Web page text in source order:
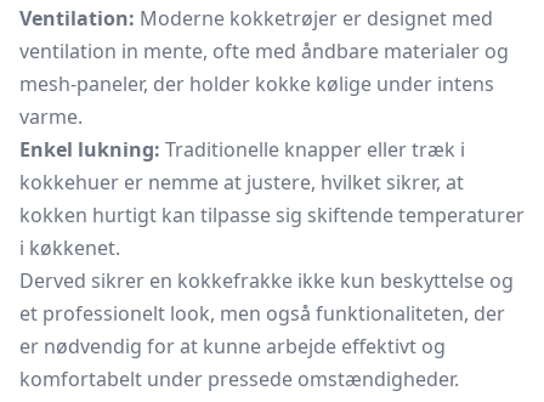
Ventilation: Moderne kokketrøjer er designet med
ventilation in mente, ofte med åndbare materialer og
mesh-paneler, der holder kokke kølige under intens
varme.
Enkel lukning: Traditionelle knapper eller træk i
kokkehuer er nemme at justere, hvilket sikrer, at
kokken hurtigt kan tilpasse sig skiftende temperaturer
i køkkenet.
Derved sikrer en kokkefrakke ikke kun beskyttelse og
et professionelt look, men også funktionaliteten, der
er nødvendig for at kunne arbejde effektivt og
komfortabelt under pressede omstændigheder.